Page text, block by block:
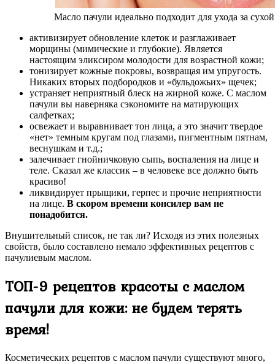
Масло пачули идеально подходит для ухода за
активизирует обновление клеток и разглаживает
морщины (мимические и глубокие). Является
настоящим эликсиром молодости для возрастной кожи;
тонизирует кожные покровы, возвращая им упругость.
Никаких вторых подбородков и «бульдожьих» щечек;
устраняет неприятный блеск на жирной коже. С маслом
пачули вы наверняка сэкономите на матирующих
салфетках;
освежает и выравнивает тон лица, а это значит твердое
«нет» темным кругам под глазами, пигментным пятнам,
веснушкам и т.д.;
залечивает гнойничковую сыпь, воспаления на лице и
теле. Сказал же классик – в человеке все должно быть
красиво!
ликвидирует прыщики, герпес и прочие неприятности
на лице. В скором времени консилер вам не
понадобится.
Внушительный список, не так ли? Исходя из этих полезных
свойств, было составлено немало эффективных рецептов с
пачулиевым маслом.
ТОП-9 рецептов красоты с маслом
пачули для кожи: не будем терять
время!
Косметических рецептов с маслом пачули существуют много,